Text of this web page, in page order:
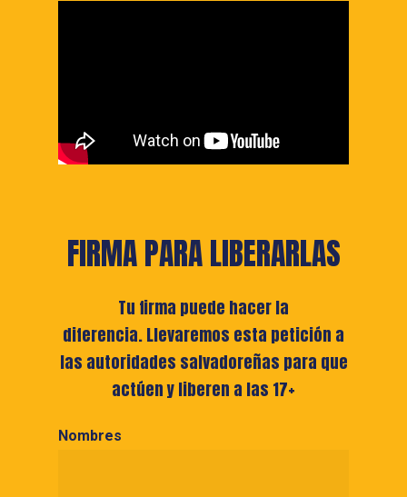
FIRMA PARA LIBERARLAS
Tu firma puede hacer la
diferencia. Llevaremos esta petición a
las autoridades salvadoreñas para que
actúen y liberen a las 17+
Nombres